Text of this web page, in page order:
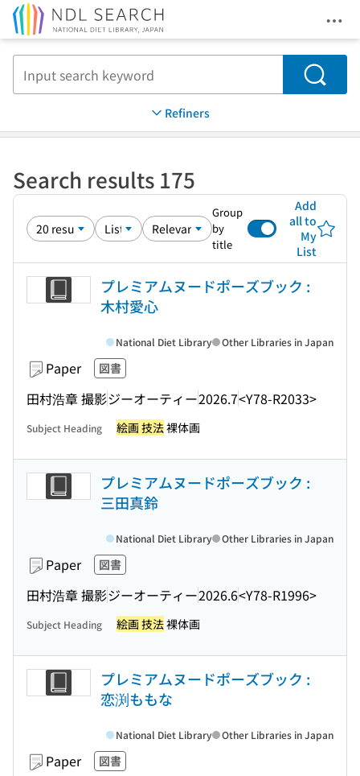
Search
Refiners
Search results 175
Group
by
title
Add
all to
My
List
プレミアムヌードポーズブック :
木村愛心
Paper 図書
田村浩章 撮影ジーオーティー2026.7<Y78-R2033>
National Diet Library Other Libraries in Japan
Subject Heading 絵画 技法裸体画
プレミアムヌードポーズブック :
三田真鈴
Paper 図書
田村浩章 撮影ジーオーティー2026.6<Y78-R1996>
National Diet Library Other Libraries in Japan
Subject Heading 絵画 技法裸体画
プレミアムヌードポーズブック :
恋渕ももな
Paper 図書
National Diet Library Other Libraries in Japan